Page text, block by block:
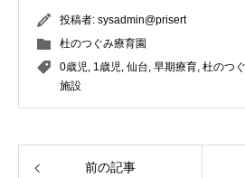
投稿者: sysadmin@prisert
杜のつぐみ療育園
0歳児, 1歳児, 仙台, 早期療育, 杜のつ
施設
前の記事